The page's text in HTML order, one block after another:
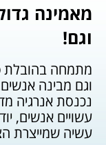
מאמינה
וגם!
מתמחה בהובלת
וגם מבינה
נכנסת אנרגיה
עשויים אנשים,
עשיה שמייצרת